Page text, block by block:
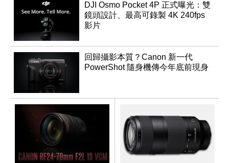
DJI Osmo Pocket 4P 正式曝光：雙
鏡頭設計、最高可錄製 4K 240fps
影片
回歸攝影本質？Canon 新一代
PowerShot 隨身機傳今年底前現身